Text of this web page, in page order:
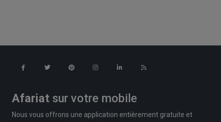
Afariat sur votre mobile
Nous vous offrons une application entièrement gratuite et